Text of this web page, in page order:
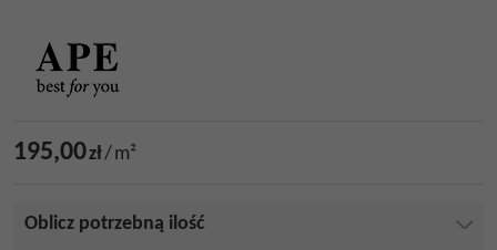
195,00zł/m²
Oblicz potrzebną ilość